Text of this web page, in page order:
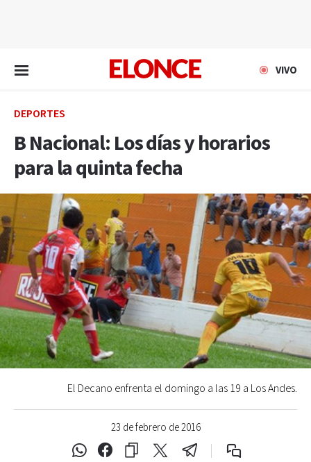
VIVO
DEPORTES
B Nacional: Los días y horarios
para la quinta fecha
23 de febrero de 2016
El Decano enfrenta el domingo a las 19 a Los Andes.